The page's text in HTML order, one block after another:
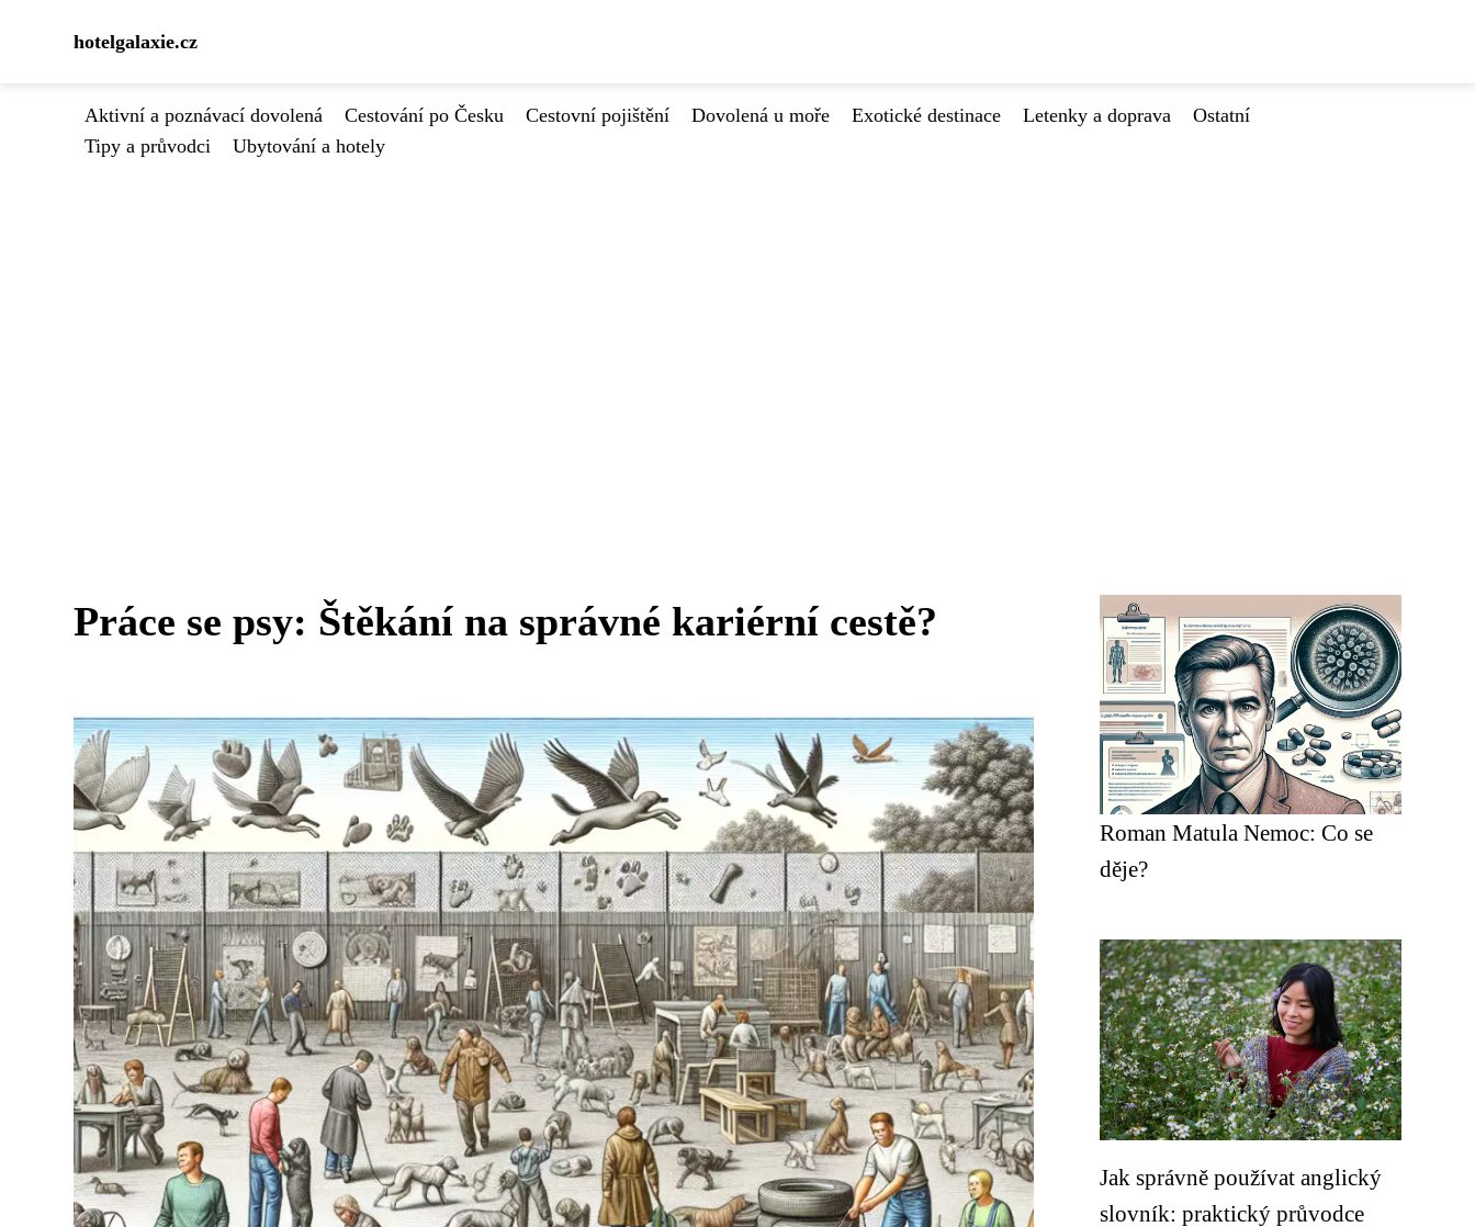
hotelgalaxie.cz
Aktivní a poznávací dovolená Cestování po Česku Cestovní pojištění Dovolená u moře Exotické destinace Letenky a doprava
Ostatní
Tipy a průvodci
Ubytování a hotely
Práce se psy: Štěkání na správné kariérní cestě?
Roman Matula Nemoc: Co se
děje?
Jak správně používat anglický
slovník: praktický průvodce